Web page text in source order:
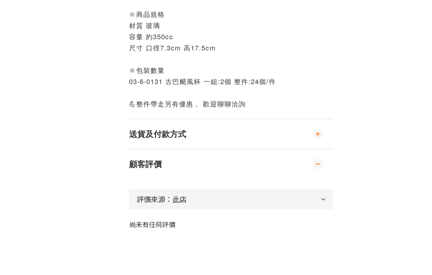
🔆商品規格
材質 玻璃
容量 約350cc
尺寸 口徑7.3cm 高17.5cm
🔆包裝數量
03-6-0131 古巴颶風杯 一組:2個 整件:24個/件
💪整件帶走另有優惠， 歡迎聊聊洽詢
送貨及付款方式
顧客評價
尚未有任何評價